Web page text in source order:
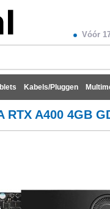
Vóór
Kabels/Pluggen
RTX A400 4GB